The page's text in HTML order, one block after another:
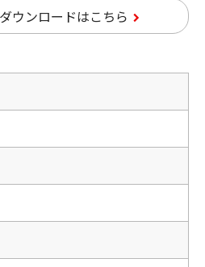
ウンロードはこちら